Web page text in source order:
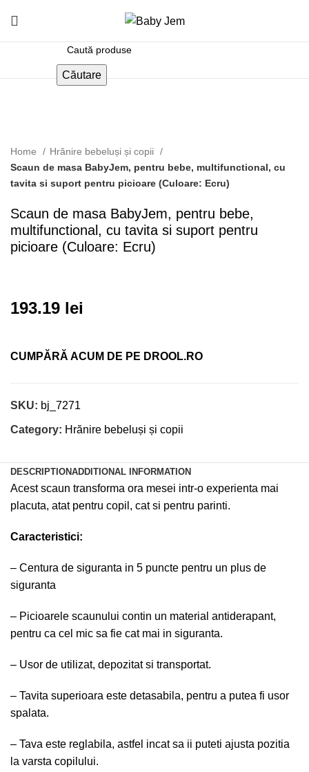
Căutare
Home
Hrănire bebeluși și copii
Scaun de masa BabyJem, pentru bebe, multifunctional, cu
tavita si suport pentru picioare (Culoare: Ecru)
Scaun de masa BabyJem, pentru bebe,
multifunctional, cu tavita si suport pentru
picioare (Culoare: Ecru)
193.19 lei
CUMPĂRĂ ACUM DE PE DROOL.RO
SKU: bj_7271
Category: Hrănire bebeluși și copii
DESCRIPTIONADDITIONAL INFORMATION
Acest scaun transforma ora mesei intr-o experienta mai
placuta, atat pentru copil, cat si pentru parinti.
Caracteristici:
– Centura de siguranta in 5 puncte pentru un plus de
siguranta
– Picioarele scaunului contin un material antiderapant,
pentru ca cel mic sa fie cat mai in siguranta.
– Usor de utilizat, depozitat si transportat.
– Tavita superioara este detasabila, pentru a putea fi usor
spalata.
– Tava este reglabila, astfel incat sa ii puteti ajusta pozitia
la varsta copilului.